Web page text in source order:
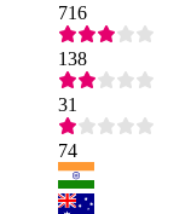
716
138
31
74